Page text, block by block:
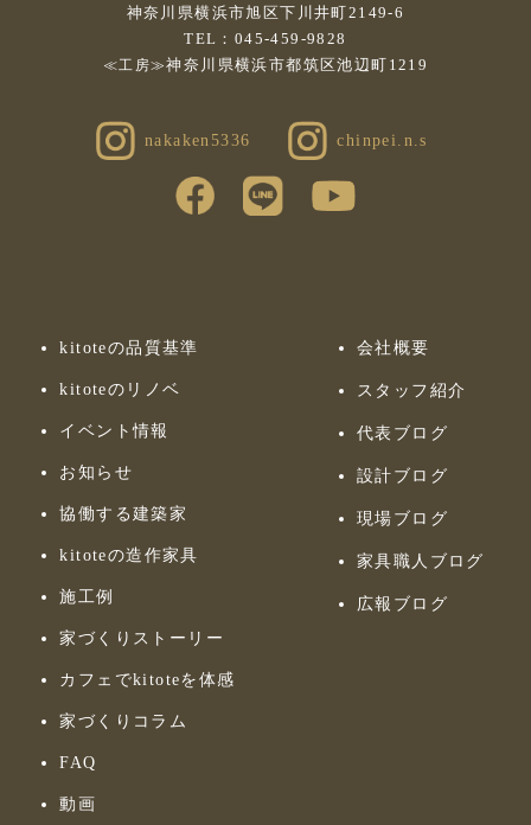
神奈川県横浜市旭区下川井町2149-6
TEL：045-459-9828
≪工房≫神奈川県横浜市都筑区池辺町1219
nakaken5336 chinpei.n.s
kitoteの品質基準
kitoteのリノベ
イベント情報
お知らせ
協働する建築家
kitoteの造作家具
施工例
家づくりストーリー
カフェでkitoteを体感
家づくりコラム
FAQ
動画
会社概要
スタッフ紹介
代表ブログ
設計ブログ
現場ブログ
家具職人ブログ
広報ブログ